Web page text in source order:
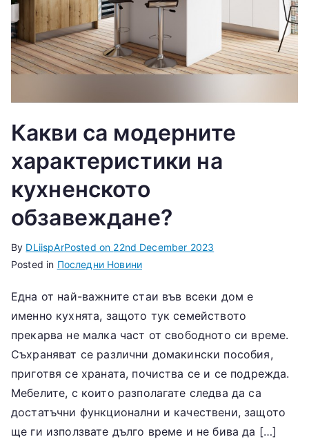
Какви са модерните
характеристики на
кухненското
обзавеждане?
By DLiispArPosted on 22nd December 2023
Posted in Последни Новини
Една от най-важните стаи във всеки дом е
именно кухнята, защото тук семейството
прекарва не малка част от свободното си време.
Съхраняват се различни домакински пособия,
приготвя се храната, почиства се и се подрежда.
Мебелите, с които разполагате следва да са
достатъчни функционални и качествени, защото
ще ги използвате дълго време и не бива да […]